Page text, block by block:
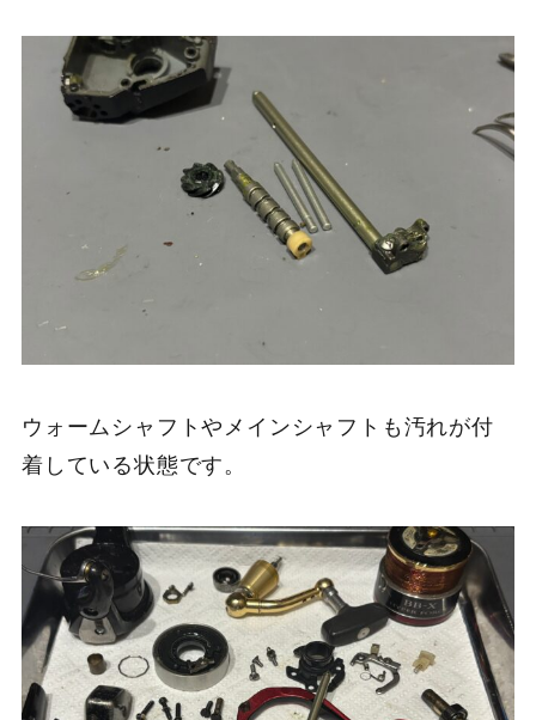
ウォームシャフトやメインシャフトも汚れが付
着している状態です。